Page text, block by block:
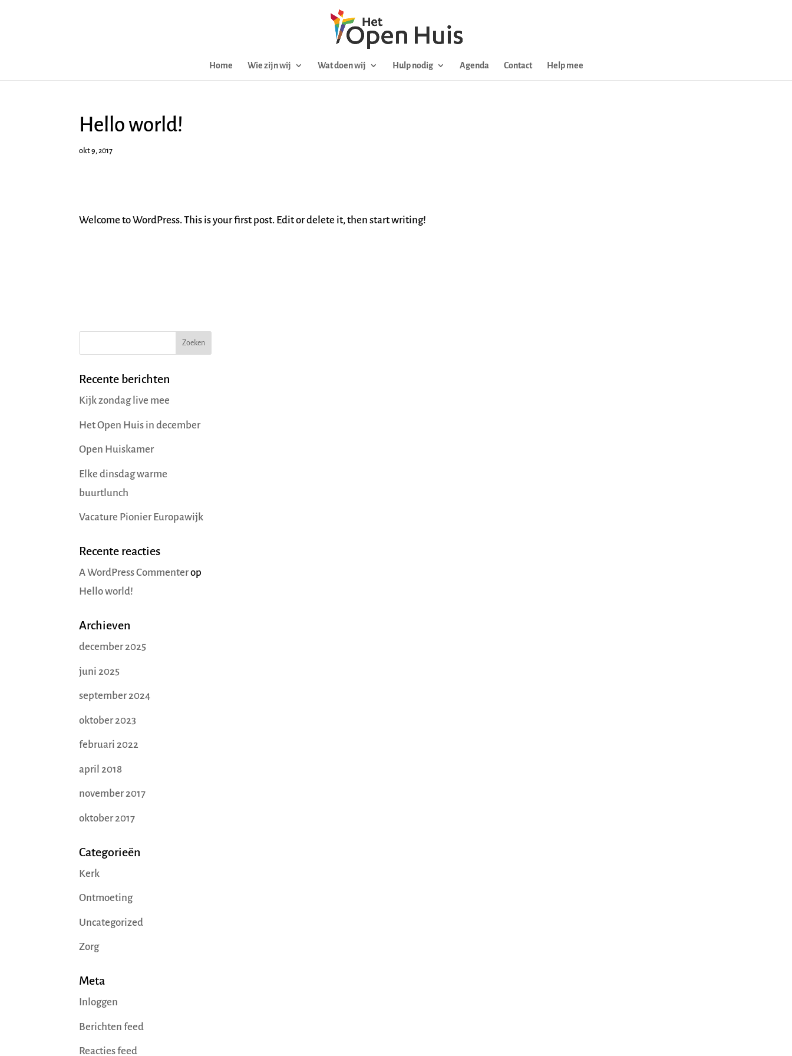
Home Wie zijn wij Wat doen wij Hulp nodig Agenda Contact Help mee
Hello world!
okt 9, 2017
Welcome to WordPress. This is your first post. Edit or delete it, then start writing!
Recente berichten
Kijk zondag live mee
Het Open Huis in december
Open Huiskamer
Elke dinsdag warme
buurtlunch
Vacature Pionier Europawijk
Recente reacties
A WordPress Commenterop
Hello world!
Archieven
december 2025
juni 2025
september 2024
oktober 2023
februari 2022
april 2018
november 2017
oktober 2017
Categorieën
Kerk
Ontmoeting
Uncategorized
Zorg
Meta
Inloggen
Berichten feed
Reacties feed